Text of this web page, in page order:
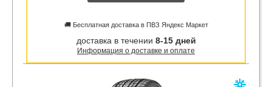
🚚 Бесплатная доставка в ПВЗ Яндекс Маркет
доставка в течении 8-15 дней
Информация о доставке и оплате